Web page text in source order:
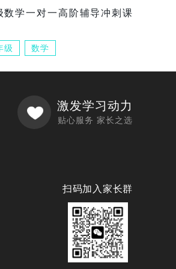
数学一对一高阶辅导冲刺课
级 数学
激发学习动力
贴心服务 家长之选
扫码加入家长群